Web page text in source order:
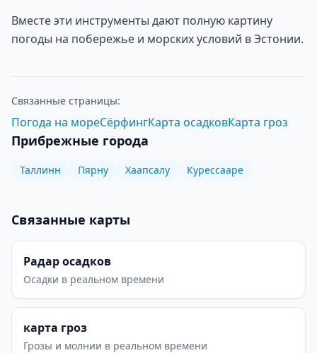
Вместе эти инструменты дают полную картину
погоды на побережье и морских условий в Эстонии.
Связанные страницы:
Погода на мореСёрфингКарта осадковКарта гроз
Прибрежные города
Таллинн Пярну Хаапсалу Курессааре
Связанные карты
Радар осадков
Осадки в реальном времени
карта гроз
Грозы и молнии в реальном времени